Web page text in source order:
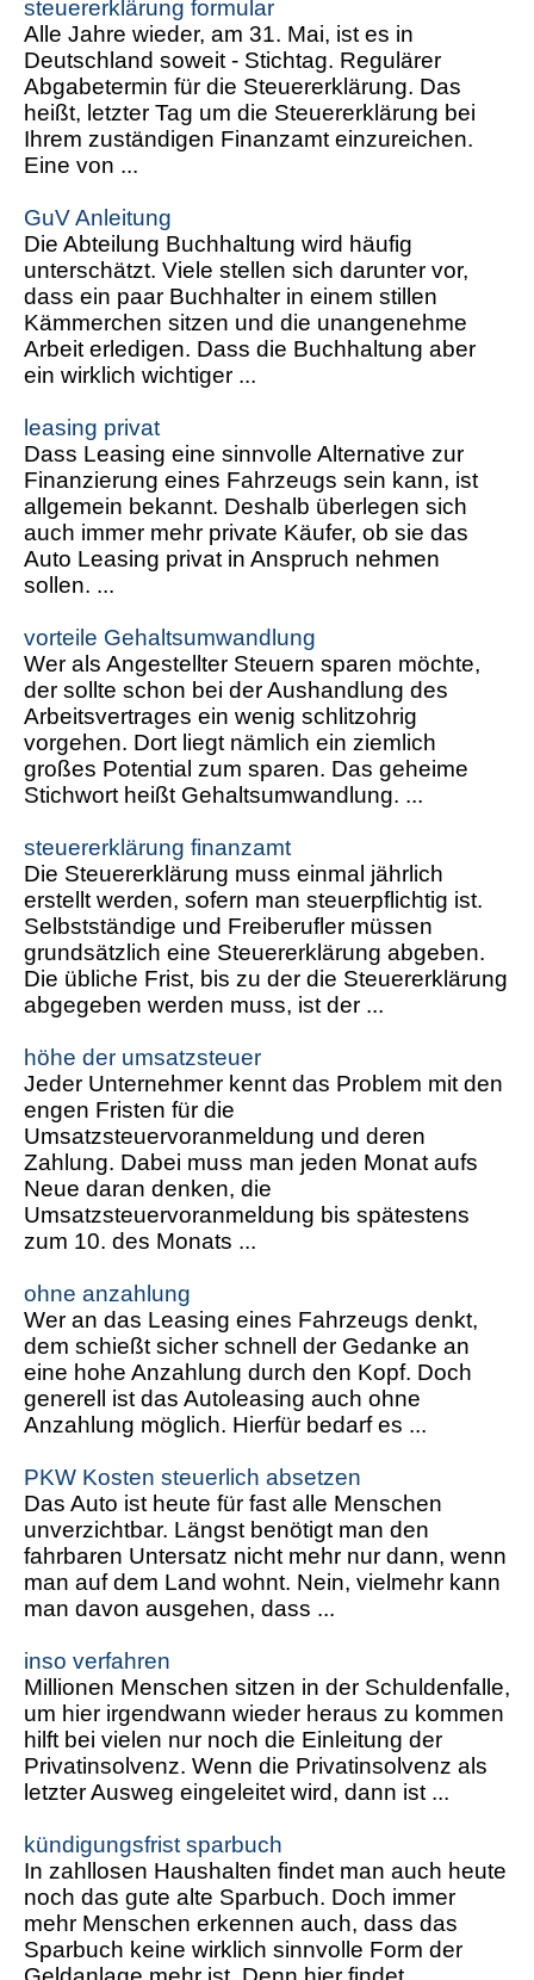
steuererklärung formular
Alle Jahre wieder, am 31. Mai, ist es in
Deutschland soweit - Stichtag. Regulärer
Abgabetermin für die Steuererklärung. Das
heißt, letzter Tag um die Steuererklärung bei
Ihrem zuständigen Finanzamt einzureichen.
Eine von ...
GuV Anleitung
Die Abteilung Buchhaltung wird häufig
unterschätzt. Viele stellen sich darunter vor,
dass ein paar Buchhalter in einem stillen
Kämmerchen sitzen und die unangenehme
Arbeit erledigen. Dass die Buchhaltung aber
ein wirklich wichtiger ...
leasing privat
Dass Leasing eine sinnvolle Alternative zur
Finanzierung eines Fahrzeugs sein kann, ist
allgemein bekannt. Deshalb überlegen sich
auch immer mehr private Käufer, ob sie das
Auto Leasing privat in Anspruch nehmen
sollen. ...
vorteile Gehaltsumwandlung
Wer als Angestellter Steuern sparen möchte,
der sollte schon bei der Aushandlung des
Arbeitsvertrages ein wenig schlitzohrig
vorgehen. Dort liegt nämlich ein ziemlich
großes Potential zum sparen. Das geheime
Stichwort heißt Gehaltsumwandlung. ...
steuererklärung finanzamt
Die Steuererklärung muss einmal jährlich
erstellt werden, sofern man steuerpflichtig ist.
Selbstständige und Freiberufler müssen
grundsätzlich eine Steuererklärung abgeben.
Die übliche Frist, bis zu der die Steuererklärung
abgegeben werden muss, ist der ...
höhe der umsatzsteuer
Jeder Unternehmer kennt das Problem mit den
engen Fristen für die
Umsatzsteuervoranmeldung und deren
Zahlung. Dabei muss man jeden Monat aufs
Neue daran denken, die
Umsatzsteuervoranmeldung bis spätestens
zum 10. des Monats ...
ohne anzahlung
Wer an das Leasing eines Fahrzeugs denkt,
dem schießt sicher schnell der Gedanke an
eine hohe Anzahlung durch den Kopf. Doch
generell ist das Autoleasing auch ohne
Anzahlung möglich. Hierfür bedarf es ...
PKW Kosten steuerlich absetzen
Das Auto ist heute für fast alle Menschen
unverzichtbar. Längst benötigt man den
fahrbaren Untersatz nicht mehr nur dann, wenn
man auf dem Land wohnt. Nein, vielmehr kann
man davon ausgehen, dass ...
inso verfahren
Millionen Menschen sitzen in der Schuldenfalle,
um hier irgendwann wieder heraus zu kommen
hilft bei vielen nur noch die Einleitung der
Privatinsolvenz. Wenn die Privatinsolvenz als
letzter Ausweg eingeleitet wird, dann ist ...
kündigungsfrist sparbuch
In zahllosen Haushalten findet man auch heute
noch das gute alte Sparbuch. Doch immer
mehr Menschen erkennen auch, dass das
Sparbuch keine wirklich sinnvolle Form der